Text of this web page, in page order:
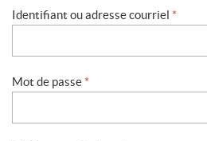
Identifiant ou adresse courriel *
Mot de passe *